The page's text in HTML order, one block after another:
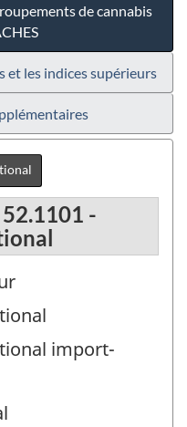
de cannabis
et les indices supérieurs
-
import-